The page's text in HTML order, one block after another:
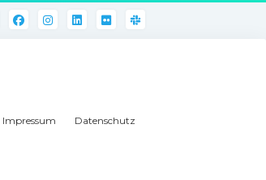
Impressum Datenschutz